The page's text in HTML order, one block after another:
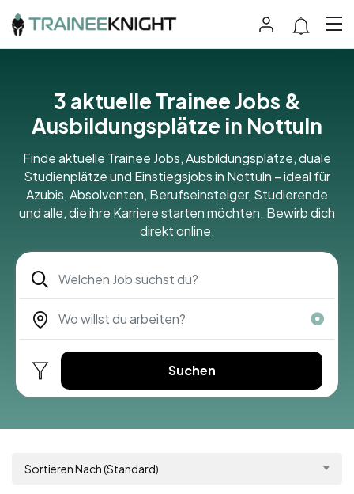
3 aktuelle Trainee Jobs &
Ausbildungsplätze in Nottuln
Finde aktuelle Trainee Jobs, Ausbildungsplätze, duale
Studienplätze und Einstiegsjobs in Nottuln – ideal für
Azubis, Absolventen, Berufseinsteiger, Studierende
und alle, die ihre Karriere starten möchten. Bewirb dich
direkt online.
Suchen
Sortieren Nach (Standard)